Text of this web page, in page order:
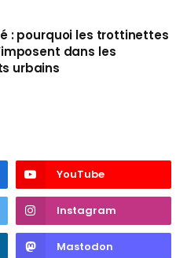
: pourquoi les trottinettes
dans les
urbains
YouTube
Instagram
Mastodon